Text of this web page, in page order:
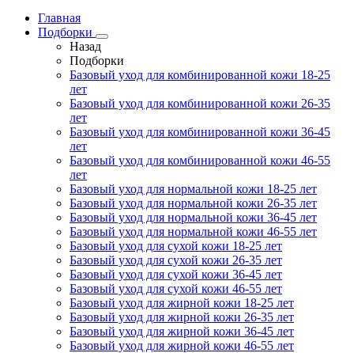
Главная
Подборки
Назад
Подборки
Базовый уход для комбинированной кожи 18-25
лет
Базовый уход для комбинированной кожи 26-35
лет
Базовый уход для комбинированной кожи 36-45
лет
Базовый уход для комбинированной кожи 46-55
лет
Базовый уход для нормальной кожи 18-25 лет
Базовый уход для нормальной кожи 26-35 лет
Базовый уход для нормальной кожи 36-45 лет
Базовый уход для нормальной кожи 46-55 лет
Базовый уход для сухой кожи 18-25 лет
Базовый уход для сухой кожи 26-35 лет
Базовый уход для сухой кожи 36-45 лет
Базовый уход для сухой кожи 46-55 лет
Базовый уход для жирной кожи 18-25 лет
Базовый уход для жирной кожи 26-35 лет
Базовый уход для жирной кожи 36-45 лет
Базовый уход для жирной кожи 46-55 лет